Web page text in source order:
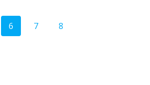
Stránka
6 Stránka
7 Stránka
8